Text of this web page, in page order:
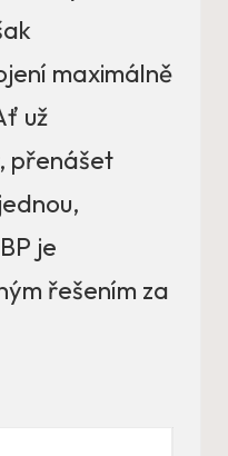
maximálně
už
přenášet
je
řešením za